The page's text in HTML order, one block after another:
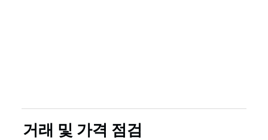
거래 및 가격 점검